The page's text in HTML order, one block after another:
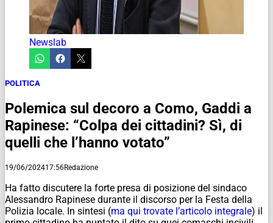
Newslab
POLITICA
Polemica sul decoro a Como, Gaddi a
Rapinese: “Colpa dei cittadini? Sì, di
quelli che l’hanno votato”
19/06/202417:56Redazione
Ha fatto discutere la forte presa di posizione del sindaco
Alessandro Rapinese durante il discorso per la Festa della
Polizia locale. In sintesi (ma qui trovate l’articolo integrale) il